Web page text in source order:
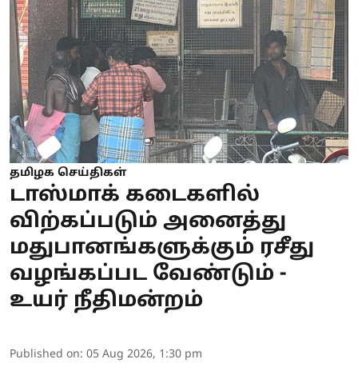
தமிழக செய்திகள்
டாஸ்மாக் கடைகளில்
விற்கப்படும் அனைத்து
மதுபானங்களுக்கும் ரசீது
வழங்கப்பட வேண்டும் -
உயர் நீதிமன்றம்
Published on: 05 Aug 2026, 1:30 pm